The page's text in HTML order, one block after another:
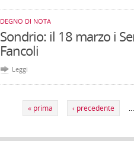
DEGNO DI NOTA
Sondrio: il 18 marzo i
Fancoli
Leggi
« prima ‹ precedente …